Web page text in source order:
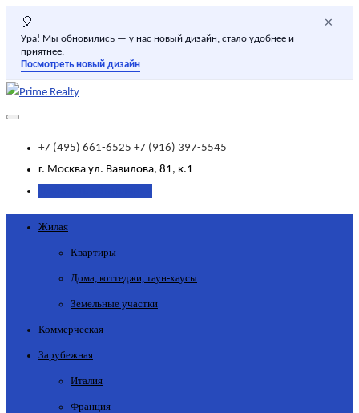
🎈
Ура! Мы обновились — у нас новый дизайн, стало удобнее и
приятнее.
Посмотреть новый дизайн
×
+7 (495) 661-6525 +7 (916) 397-5545
г. Москва ул. Вавилова, 81, к.1
Жилая
Квартиры
Дома, коттеджи, таун-хаусы
Земельные участки
Коммерческая
Зарубежная
Италия
Франция